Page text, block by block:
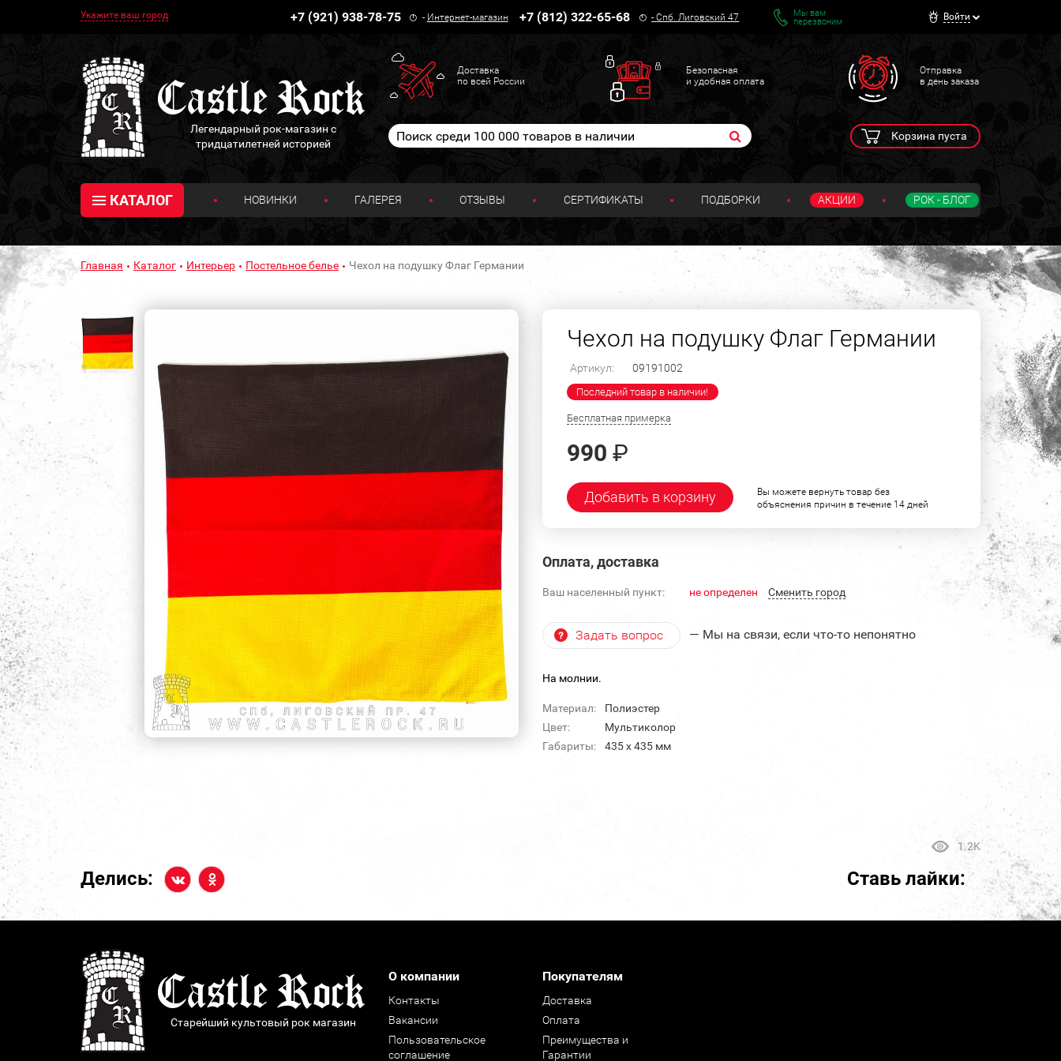
Укажите ваш город +7 (921) 938-78-75 - Интернет-магазин +7 (812) 322-65-68 -Спб. Лиговский 47
Мы вам
перезвоним
Войти
Легендарный рок-магазин с
тридцатилетней историей
Доставка
по всей России
Безопасная
и удобная оплата
Отправка
в день заказа
Корзина пуста
КАТАЛОГ НОВИНКИ ГАЛЕРЕЯ ОТЗЫВЫ СЕРТИФИКАТЫ ПОДБОРКИ АКЦИИ РОК - БЛОГ
Главная Каталог Интерьер Постельное белье Чехол на подушку Флаг Германии
Чехол на подушку Флаг Германии
Артикул: 09191002
Последний товар в наличии!
Бесплатная примерка
990 ₽
Добавить в корзину
Вы можете вернуть товар без
объяснения причин в течение 14 дней
Оплата, доставка
Ваш населенный пункт: не определен Cменить город
Задать вопрос — Мы на связи, если что-то непонятно
На молнии.
Материал:
Полиэстер
Цвет:
Мультиколор
Габариты:
435 х 435 мм
1.2K
Делись: Ставь лайки:
Старейший культовый рок магазин
О компании
Контакты
Вакансии
Пользовательское
соглашение
Покупателям
Доставка
Оплата
Преимущества и
Гарантии